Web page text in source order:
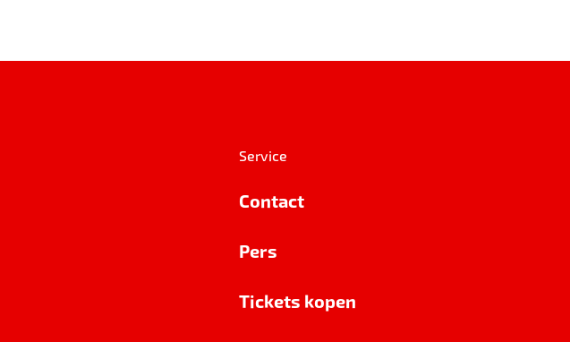
Service
Contact
Pers
Tickets kopen